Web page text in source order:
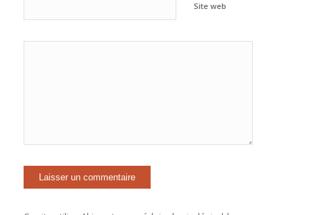
Site web